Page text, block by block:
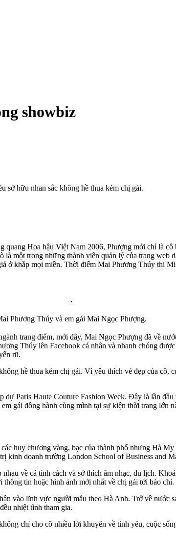
showbiz
sở hữu nhan sắc không hề thua kém chị gái.
Hoa hậu Việt Nam 2006, Phượng mới chỉ là
một trong những thành viên quản lý của trang web
ở khắp mọi miền. Thời điểm Mai Phương Thúy thi
Phương Thúy và em gái Mai Ngọc Phượng.
trang điểm, mới đây, Mai Ngọc Phượng đã về
Thúy lên Facebook cá nhân và nhanh chóng
rũ.
hề thua kém chị gái. Vì yêu thích vẻ đẹp của
Paris Haute Couture Fashion Week. Đây là lần
gái đồng hành cùng mình tại sự kiện thời trang lớn
huy chương vàng, bạc của thành phố nhưng Hà
kinh doanh trường London School of Business and
về cả tính cách và sở thích âm nhạc, du lịch.
tin hoặc hình ảnh mới nhất về chị gái tới báo chí.
vào lĩnh vực người mẫu theo Hà Anh. Trở về nước
nhiệt tình tham gia.
chỉ cho cô nhiều lời khuyên về tình yêu, cuộc